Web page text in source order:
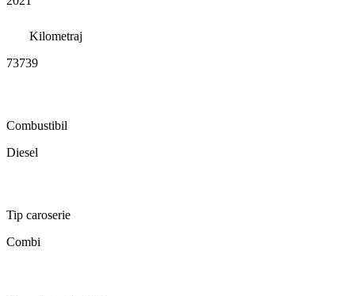
Kilometraj
73739
Combustibil
Diesel
Tip caroserie
Combi